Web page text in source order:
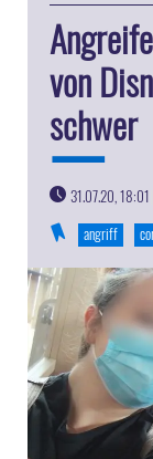
von
schwer
31.07.20, 18:01
angriff